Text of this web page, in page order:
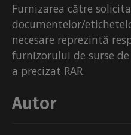
Furnizarea către
documentelor/
necesare reprezintă
furnizorului de surse
a precizat RAR.
Autor